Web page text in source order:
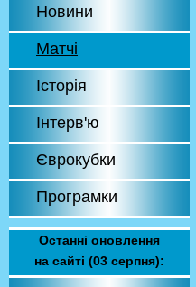
Новини
Матчі
Історія
Інтерв'ю
Єврокубки
Програмки
Останні оновлення
на сайті (03 серпня):